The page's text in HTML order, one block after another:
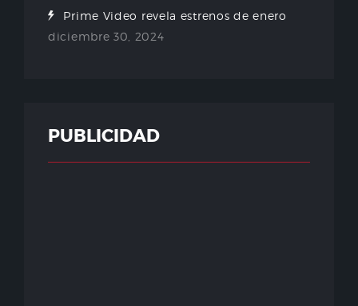
Prime Video revela estrenos de enero
diciembre 30, 2024
PUBLICIDAD